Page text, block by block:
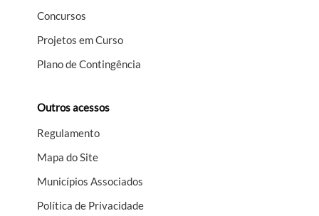
Concursos
Projetos em Curso
Plano de Contingência
Outros acessos
Regulamento
Mapa do Site
Municípios Associados
Política de Privacidade